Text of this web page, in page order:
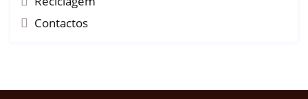
Contactos